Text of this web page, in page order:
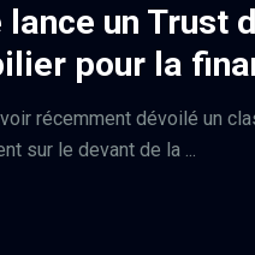
un Trust
pour la
récemment dévoilé un
sur le devant de la ...